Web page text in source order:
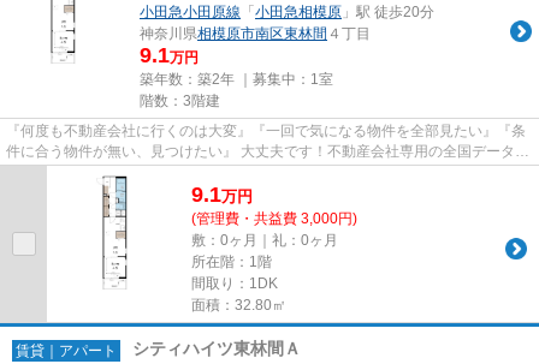
小田急小田原線 「 小田急相模原 」駅 徒歩20分
神奈川県相模原市南区東林間 ４丁目
9.1万円
築年数：築2年 ｜募集中： 1室
階数：3階建
『何度も不動産会社に行くのは大変』『一回で気になる物件を全部見たい』『条
件に合う物件が無い、見つけたい』 大丈夫です！不動産会社専用の全国データベ
ースを利用して、エリアを問...
9.1万円
(管理費・共益費 3,000円)
敷：0ヶ月｜礼：0ヶ月
所在階：1階
間取り：1DK
面積：32.80㎡
賃貸｜アパート シティハイツ東林間Ａ